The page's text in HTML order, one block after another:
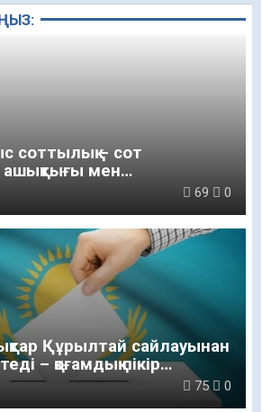
соттылық – сот
ашықтығы мен
арттыру құралы
69 0
Құрылтай сайлауынан
– қоғамдық пікір
75 0